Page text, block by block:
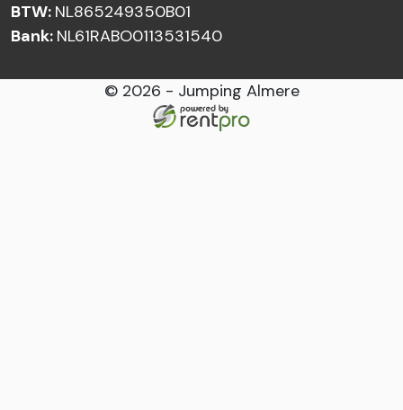
BTW: NL865249350B01
Bank: NL61RABO0113531540
© 2026 - Jumping Almere